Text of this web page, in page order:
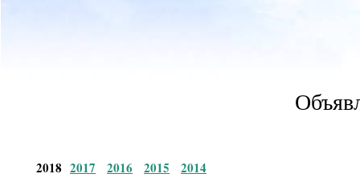
2018 2017 2016 2015 2014